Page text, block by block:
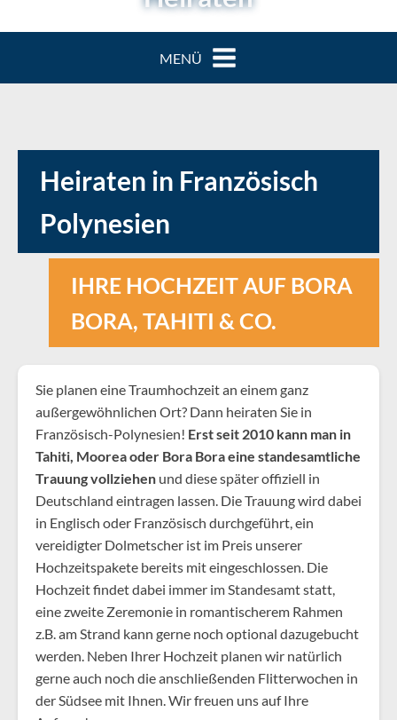
MENÜ
Heiraten in Französisch
Polynesien
IHRE HOCHZEIT AUF BORA
BORA, TAHITI & CO.
Sie planen eine Traumhochzeit an einem ganz
außergewöhnlichen Ort? Dann heiraten Sie in
Französisch-Polynesien! Erst seit 2010 kann man in
Tahiti, Moorea oder Bora Bora eine standesamtliche
Trauung vollziehen und diese später offiziell in
Deutschland eintragen lassen. Die Trauung wird dabei
in Englisch oder Französisch durchgeführt, ein
vereidigter Dolmetscher ist im Preis unserer
Hochzeitspakete bereits mit eingeschlossen. Die
Hochzeit findet dabei immer im Standesamt statt,
eine zweite Zeremonie in romantischerem Rahmen
z.B. am Strand kann gerne noch optional dazugebucht
werden. Neben Ihrer Hochzeit planen wir natürlich
gerne auch noch die anschließenden Flitterwochen in
der Südsee mit Ihnen. Wir freuen uns auf Ihre